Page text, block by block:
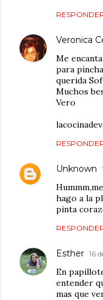
Veronica
Me
para
querida
Muchos
Vero
Unknown
hago a la
pinta
Esther 16
En
entender
mas que